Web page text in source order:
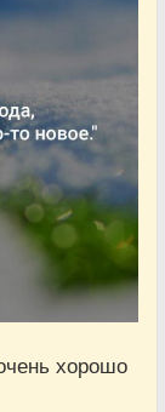
хорошо